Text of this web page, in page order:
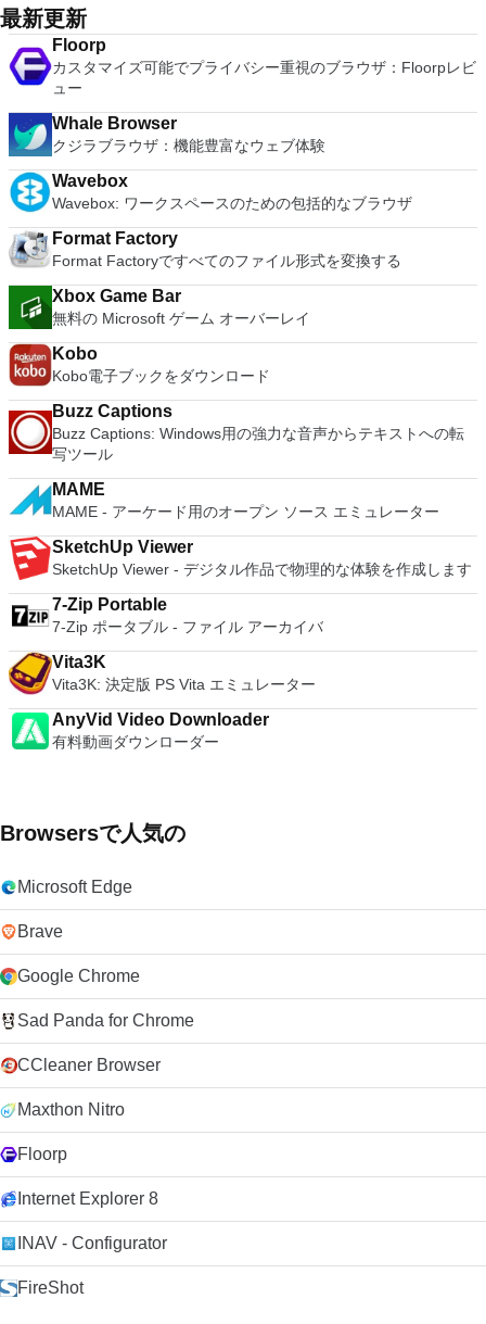
effective slide show maker that helps you to create impressive
multimedia presentations; and the Spreadsheets program is
both a flexible and a powerful spreadsheet application.
シンでVNC Viewerにサインインします。そこから、コンピュ
ーターを確認して接続できます。 VNC Connectを使用する
と、セッションはエンドツーエンドで暗号化されます。アプリ
はすぐに各コンピューターをパスワードで保護します。コンピ
ューターへのログインに使用するのと同じユーザー名とパスワ
ードを入力するだけです。 WIN 7,8,8.1,10をサポートしま
す。 VNC ViewerのMacバージョンをお探しですか？ここから
ダウンロード
XP Service Pack 2。
Support - Drag and drop VMs between environments.
Restricted and Encrypted VMs - Protection and performance
enhancements. Expiring Virtual Machines - Time-limited
virtual machines. Latest Hardware Support - Broadwell and
Haswell CPU support. Enterprise Quality Virtual Machines -
16 vCPUs, 8TB virtual disks, and 64GB memory. Enhanced
IPv6 Support - IPv6-to-IPv4 NAT (6to4 and 4to6). Virtual
Machine Video Memory - Up to 2GB. Enhanced Connectivity -
USB 3.0, Bluetooth, HD audio, printers, and Skype support.
High Resolution Displays - 4K UHD and QHD+ support.
who are a little skeptical about making the leap over to
Windows 10. By utilizing an app like this, you'll get to try out
all of Windows 10's new features in a safe sandboxed
environment, without the need to install the OS natively.
VMware Workstation Pro doesn't just support Microsofts OS,
you can also install Linux VMs, including Ubuntu, Red Hat,
Fedora, and lots of other distributions as well. Overall,
Workstation Pro offers high performance, strong reliability,
and cutting edge features that make it stand out from the
crowd. The full version is a little pricey, but you do get what
you pay for.
plugins. Key features include: Automatically creates logs with
unique log names. Supports SSH, standard telnet and serial
ports. Supports dec/digital/vt terminal standards. Tera Term is
a useful application, which allows the connection to any
remote Telnet or SSH hosts. It sports a clean and crisp layout
that is easy to work with. The application does not take a long
time to wrap your head around and is also very light on
system resources. So, if you need a free terminal emulator,
which is easy to master and supports remote Telnet or SSH
host connections then Tera Term is a good choice.
最新更新
Floorp
カスタマイズ可能でプライバシー重視のブラウザ：Floorpレビ
ュー
Whale Browser
クジラブラウザ：機能豊富なウェブ体験
Wavebox
Wavebox: ワークスペースのための包括的なブラウザ
Format Factory
Format Factoryですべてのファイル形式を変換する
Xbox Game Bar
無料の Microsoft ゲーム オーバーレイ
Kobo
Kobo電子ブックをダウンロード
Buzz Captions
Buzz Captions: Windows用の強力な音声からテキストへの転
写ツール
MAME
MAME - アーケード用のオープン ソース エミュレーター
SketchUp Viewer
SketchUp Viewer - デジタル作品で物理的な体験を作成します
7-Zip Portable
7-Zip ポータブル - ファイル アーカイバ
Vita3K
Vita3K: 決定版 PS Vita エミュレーター
AnyVid Video Downloader
有料動画ダウンローダー
Browsersで人気の
Microsoft Edge
Brave
Google Chrome
Sad Panda for Chrome
CCleaner Browser
Maxthon Nitro
Floorp
Internet Explorer 8
INAV - Configurator
FireShot